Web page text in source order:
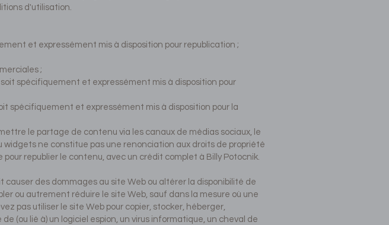
d'utilisation.
et expressément mis à disposition pour republication ;
;
spécifiquement et expressément mis à disposition pour
spécifiquement et expressément mis à disposition pour la
le partage de contenu via les canaux de médias sociaux, le
ne constitue pas une renonciation aux droits de propriété
republier le contenu, avec un crédit complet à Billy Potocnik.
causer des dommages au site Web ou altérer la disponibilité de
ou autrement réduire le site Web, sauf dans la mesure où une
pas utiliser le site Web pour copier, stocker, héberger,
(ou lié à) un logiciel espion, un virus informatique, un cheval de